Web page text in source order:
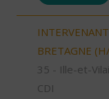
BRETAGNE
35 - Ille-et-
CDI